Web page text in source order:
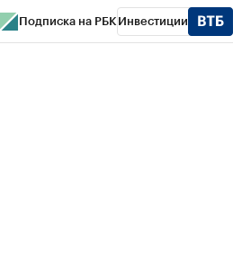
Подписка на РБК Инвестиции